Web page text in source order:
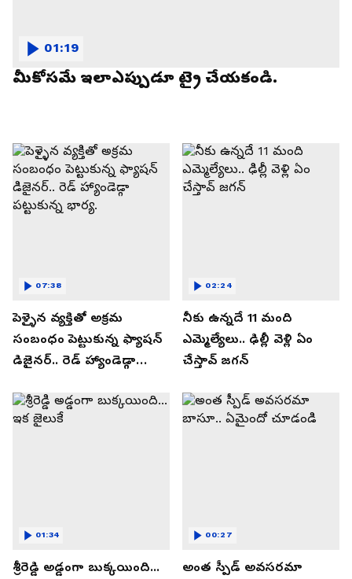
మీకోసమే ఇలాఎప్పుడూ ట్రై చేయకండి.
01:19
పెళ్ళైన వ్యక్తితో అక్రమ
సంబంధం పెట్టుకున్న ఫ్యాషన్
డిజైనర్.. రెడ్ హ్యాండెడ్గా
07:38
నీకు ఉన్నదే 11 మంది
ఎమ్మెల్యేలు.. ఢిల్లీ వెళ్లి ఏం
చేస్తావ్ జగన్
02:24
శ్రీరెడ్డి అడ్డంగా బుక్కయింది...
01:34
అంత స్పీడ్ అవసరమా
00:27